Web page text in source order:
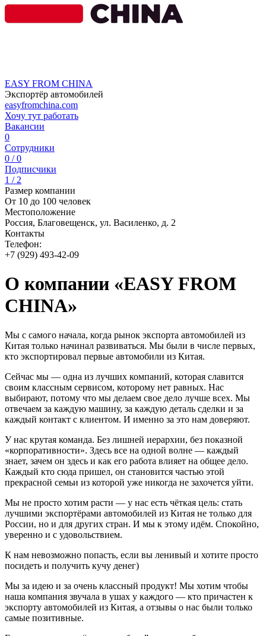
EASY FROM CHINA
Экспортёр автомобилей
easyfromchina.com
Хочу тут работать
Вакансии
0
Сотрудники
0 / 0
Подписчики
1 / 2
Размер компании
От 10 до 100 человек
Местоположение
Россия, Благовещенск, ул. Василенко, д. 2
Контакты
Телефон:
+7 (929) 493-42-09
О компании «EASY FROM
CHINA»
Мы с самого начала, когда рынок экспорта автомобилей из
Китая только начинал развиваться. Мы были в числе первых,
кто экспортировал первые автомобили из Китая.
Сейчас мы — одна из лучших компаний, которая славится
своим классным сервисом, которому нет равных. Нас
выбирают, потому что мы делаем свое дело лучше всех. Мы
отвечаем за каждую машину, за каждую деталь сделки и за
каждый контакт с клиентом. И именно за это нам доверяют.
У нас крутая команда. Без лишней иерархии, без показной
«корпоративности». Здесь все на одной волне — каждый
знает, зачем он здесь и как его работа влияет на общее дело.
Каждый кто сюда пришел, он становится частью этой
прекрасной семьи из которой уже никогда не захочется уйти.
Мы не просто хотим расти — у нас есть чёткая цель: стать
лучшими экспортёрами автомобилей из Китая не только для
России, но и для других стран. И мы к этому идём. Спокойно,
уверенно и с удовольствием.
К нам невозможно попасть, если вы ленивый и хотите просто
посидеть и получить кучу денег)
Мы за идею и за очень классный продукт! Мы хотим чтобы
наша компания звучала в ушах у каждого — кто причастен к
экспорту автомобилей из Китая, а отзывы о нас были только
самые позитивные.